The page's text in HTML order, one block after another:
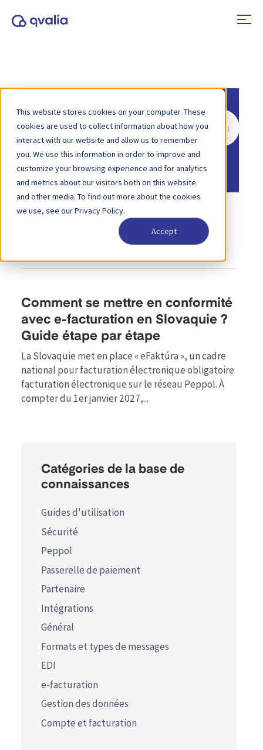
This website stores cookies on your computer. These
cookies are used to collect information about how you
interact with our website and allow us to remember
you. We use this information in order to improve and
customize your browsing experience and for analytics
and metrics about our visitors both on this website
and other media. To find out more about the cookies
we use, see our Privacy Policy.
Accept
Rechercher
Accueil Base de connaissances
Comment se mettre en conformité
avec e-facturation en Slovaquie ?
Guide étape par étape
La Slovaquie met en place « eFaktúra », un cadre
national pour facturation électronique obligatoire
facturation électronique sur le réseau Peppol. À
compter du 1er janvier 2027,...
Catégories de la base de
connaissances
Guides d'utilisation
Sécurité
Peppol
Passerelle de paiement
Partenaire
Intégrations
Général
Formats et types de messages
EDI
e-facturation
Gestion des données
Compte et facturation